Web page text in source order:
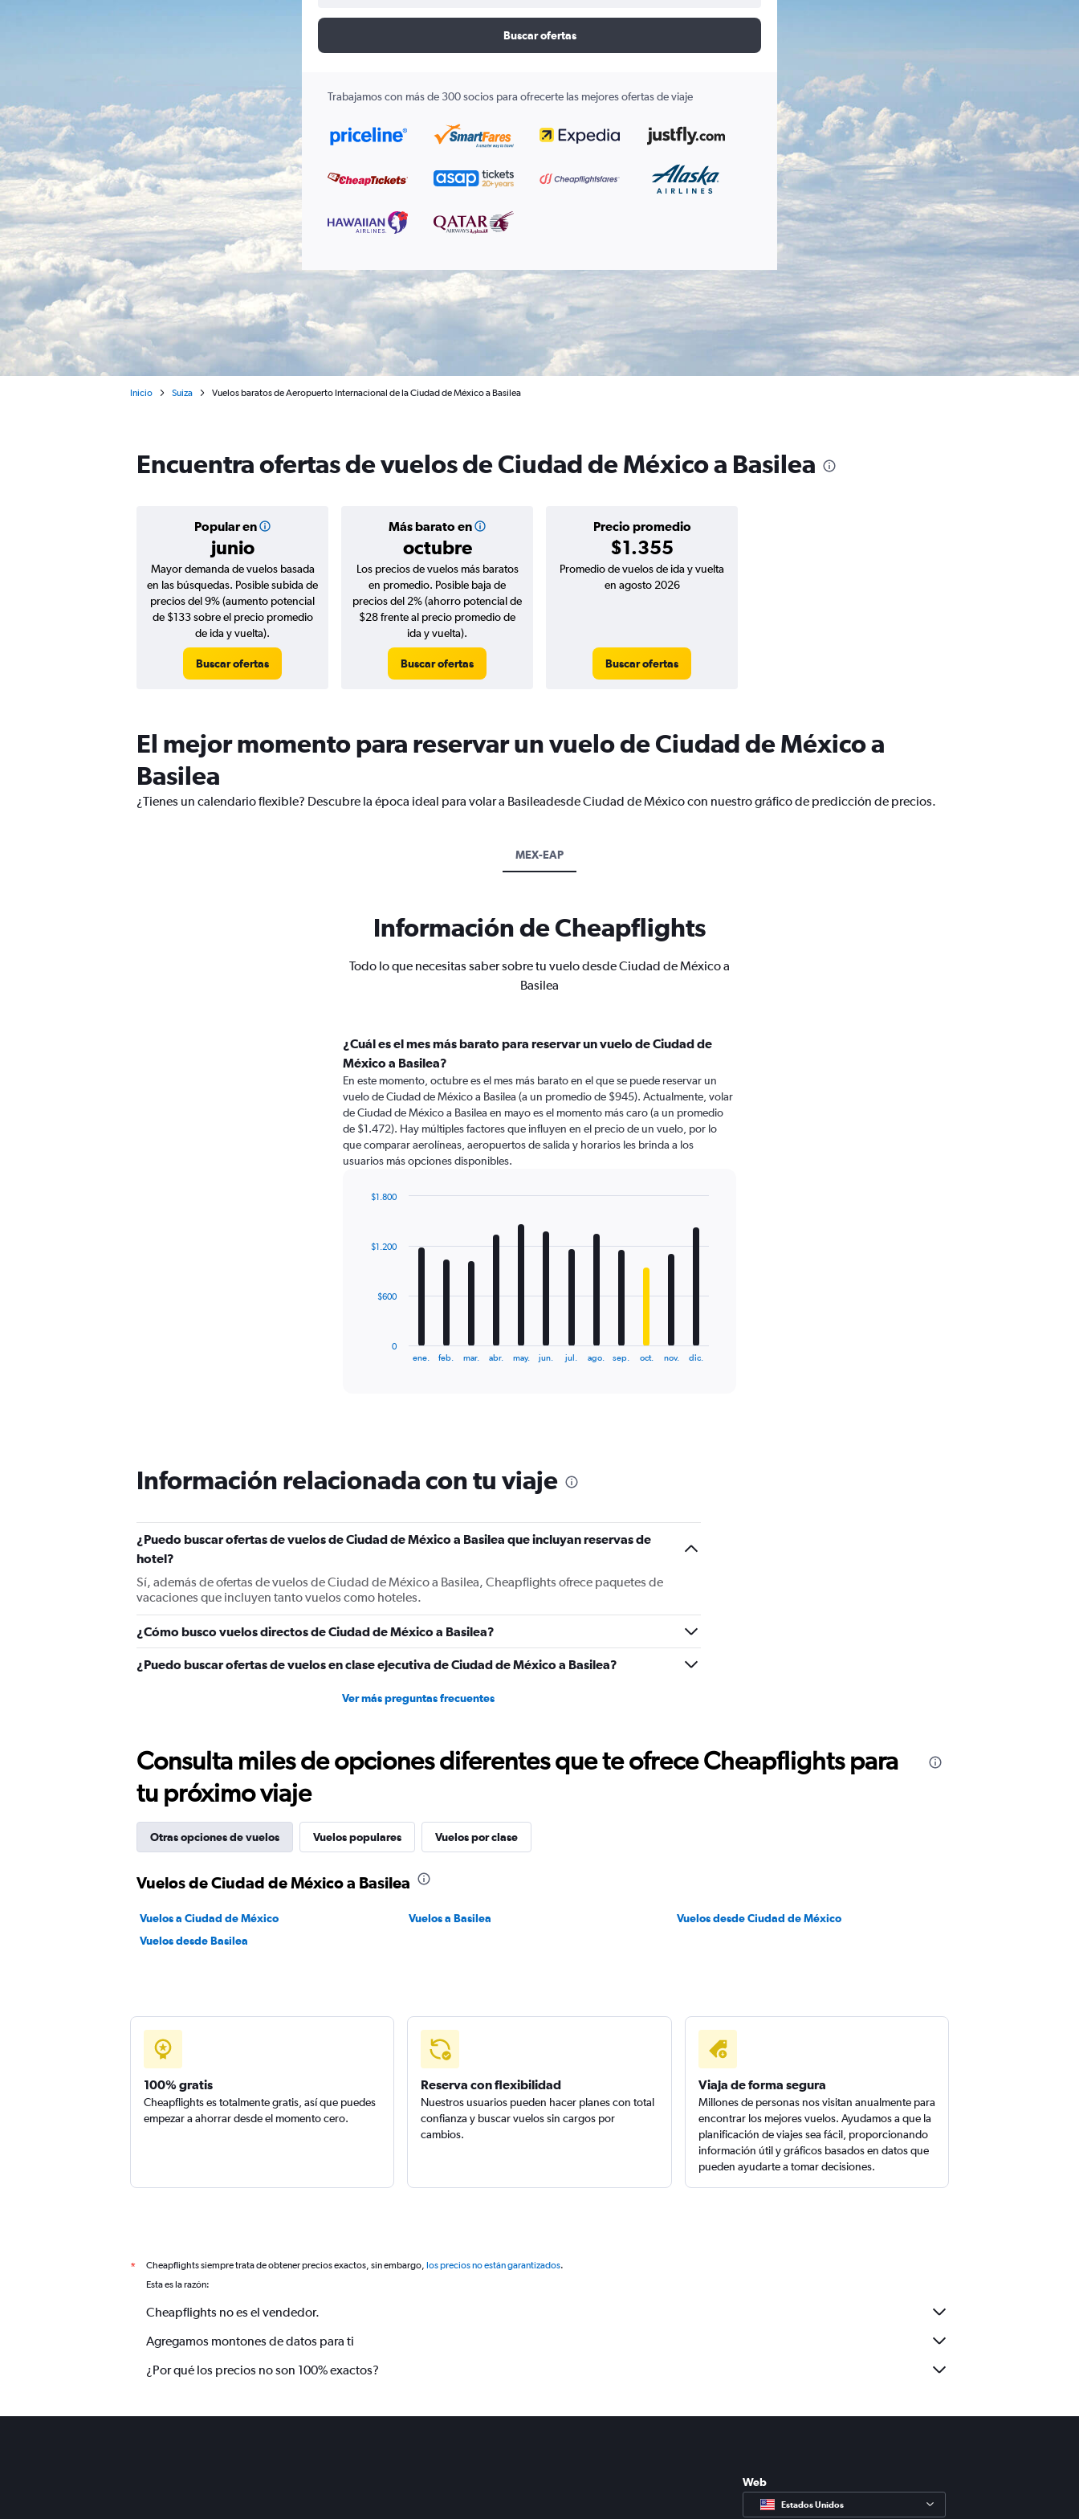
Buscar ofertas
Trabajamos con más de 300 socios para ofrecerte las mejores ofertas de viaje
Inicio Suiza Vuelos baratos de Aeropuerto Internacional de la Ciudad de México a Basilea
Encuentra ofertas de vuelos de Ciudad de México a Basilea
Popular en
junio
Más barato en
octubre
Precio promedio
$1.355
Mayor demanda de vuelos basada
en las búsquedas. Posible subida de
precios del 9% (aumento potencial
de $133 sobre el precio promedio
de ida y vuelta).
Buscar ofertas
Los precios de vuelos más baratos
en promedio. Posible baja de
precios del 2% (ahorro potencial de
$28 frente al precio promedio de
ida y vuelta).
Buscar ofertas
Promedio de vuelos de ida y vuelta
en agosto 2026
Buscar ofertas
El mejor momento para reservar un vuelo de Ciudad de México a
Basilea
¿Tienes un calendario flexible? Descubre la época ideal para volar a Basileadesde Ciudad de México con nuestro gráfico de predicción de precios.
MEX-EAP
Información de Cheapflights
Todo lo que necesitas saber sobre tu vuelo desde Ciudad de México a
Basilea
¿Cuál es el mes más barato para reservar un vuelo de Ciudad de
México a Basilea?
En este momento, octubre es el mes más barato en el que se puede reservar un
vuelo de Ciudad de México a Basilea (a un promedio de $945). Actualmente, volar
de Ciudad de México a Basilea en mayo es el momento más caro (a un promedio
de $1.472). Hay múltiples factores que influyen en el precio de un vuelo, por lo
que comparar aerolíneas, aeropuertos de salida y horarios les brinda a los
usuarios más opciones disponibles.
12
The
chart
has
Y
axis
Range:
0
to
1800.
ene. feb. mar. abr. may. jun. jul. ago. sep. oct. nov. dic.
0
$600
$1.200
$1.800
Información relacionada con tu viaje
¿Puedo buscar ofertas de vuelos de Ciudad de México a Basilea que incluyan reservas de
hotel?
Sí, además de ofertas de vuelos de Ciudad de México a Basilea, Cheapflights ofrece paquetes de
vacaciones que incluyen tanto vuelos como hoteles.
¿Cómo busco vuelos directos de Ciudad de México a Basilea?
¿Puedo buscar ofertas de vuelos en clase ejecutiva de Ciudad de México a Basilea?
Ver más preguntas frecuentes
Consulta miles de opciones diferentes que te ofrece Cheapflights para
tu próximo viaje
Otras opciones de vuelos Vuelos populares Vuelos por clase
Vuelos de Ciudad de México a Basilea
Vuelos a Ciudad de México Vuelos a Basilea
Vuelos desde Ciudad de México
Vuelos desde Basilea
100% gratis
Cheapflights es totalmente gratis, así que puedes
empezar a ahorrar desde el momento cero.
Reserva con flexibilidad
Nuestros usuarios pueden hacer planes con total
confianza y buscar vuelos sin cargos por
cambios.
Viaja de forma segura
Millones de personas nos visitan anualmente para
encontrar los mejores vuelos. Ayudamos a que la
planificación de viajes sea fácil, proporcionando
información útil y gráficos basados en datos que
pueden ayudarte a tomar decisiones.
* Cheapflights siempre trata de obtener precios exactos, sin embargo, los precios no están garantizados.
Esta es la razón:
Cheapflights no es el vendedor.
Agregamos montones de datos para ti
¿Por qué los precios no son 100% exactos?
Web
Estados Unidos